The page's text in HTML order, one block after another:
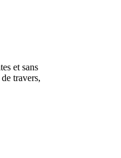
et sans
travers,